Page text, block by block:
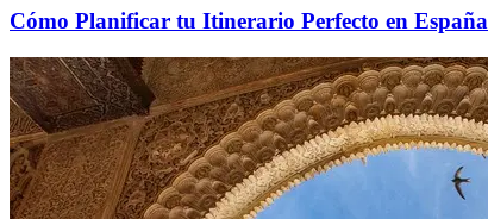
Cómo Planificar tu Itinerario Perfecto en España